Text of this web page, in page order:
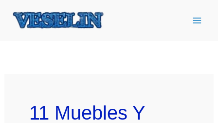
11 Muebles Y